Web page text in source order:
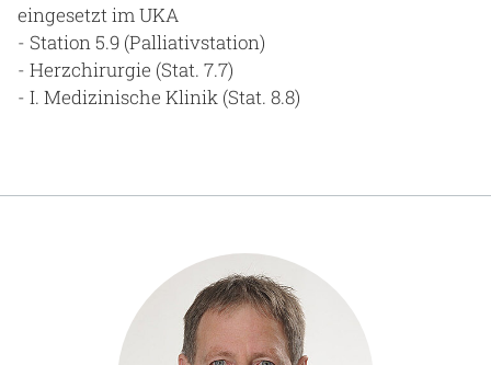
eingesetzt im UKA
- Station 5.9 (Palliativstation)
- Herzchirurgie (Stat. 7.7)
- I. Medizinische Klinik (Stat. 8.8)